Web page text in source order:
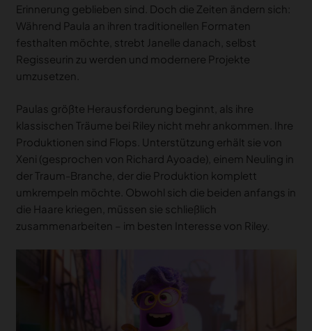
Erinnerung geblieben sind. Doch die Zeiten ändern sich:
Während Paula an ihren traditionellen Formaten
festhalten möchte, strebt Janelle danach, selbst
Regisseurin zu werden und modernere Projekte
umzusetzen.
Paulas größte Herausforderung beginnt, als ihre
klassischen Träume bei Riley nicht mehr ankommen. Ihre
Produktionen sind Flops. Unterstützung erhält sie von
Xeni (gesprochen von Richard Ayoade), einem Neuling in
der Traum-Branche, der die Produktion komplett
umkrempeln möchte. Obwohl sich die beiden anfangs in
die Haare kriegen, müssen sie schließlich
zusammenarbeiten – im besten Interesse von Riley.